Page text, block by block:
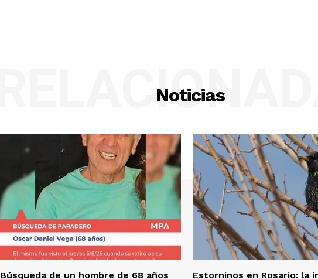
Noticias
Búsqueda de un hombre de 68 años Estorninos en Rosario: la